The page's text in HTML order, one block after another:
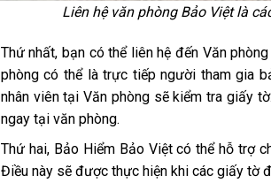
Liên hệ văn phòng Bảo Việt là
Thứ nhất, bạn có thể liên hệ đến Văn
phòng có thể là trực tiếp người tham gia
nhân viên tại Văn phòng sẽ kiểm tra giấy
ngay tại văn phòng.
Thứ hai, Bảo Hiểm Bảo Việt có thể hỗ trợ
Điều này sẽ được thực hiện khi các giấy tờ